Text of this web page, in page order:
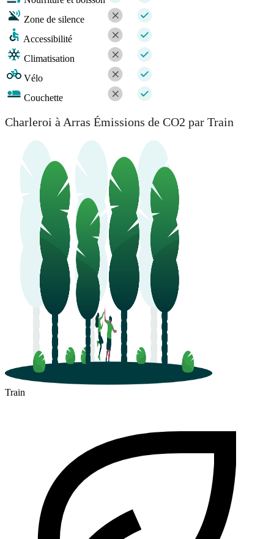
Zone de silence
Accessibilité
Climatisation
Vélo
Couchette
Charleroi à Arras Émissions de CO2 par Train
Train